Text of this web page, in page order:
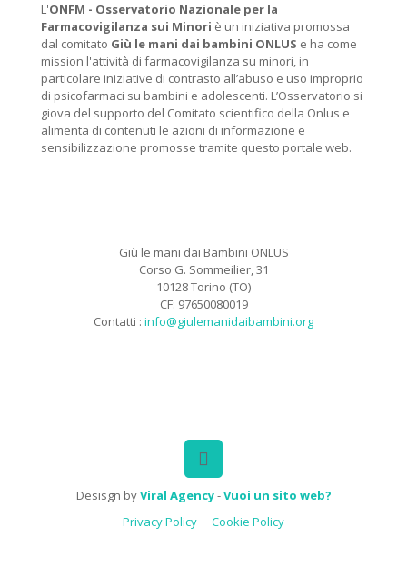
L'ONFM - Osservatorio Nazionale per la
Farmacovigilanza sui Minori è un iniziativa promossa
dal comitato Giù le mani dai bambini ONLUS e ha come
mission l'attività di farmacovigilanza su minori, in
particolare iniziative di contrasto all’abuso e uso improprio
di psicofarmaci su bambini e adolescenti. L’Osservatorio si
giova del supporto del Comitato scientifico della Onlus e
alimenta di contenuti le azioni di informazione e
sensibilizzazione promosse tramite questo portale web.
Giù le mani dai Bambini ONLUS
Corso G. Sommeilier, 31
10128 Torino (TO)
CF: 97650080019
Contatti : info@giulemanidaibambini.org
Desisgn byViral Agency-Vuoi un sito web?
Privacy Policy
Cookie Policy